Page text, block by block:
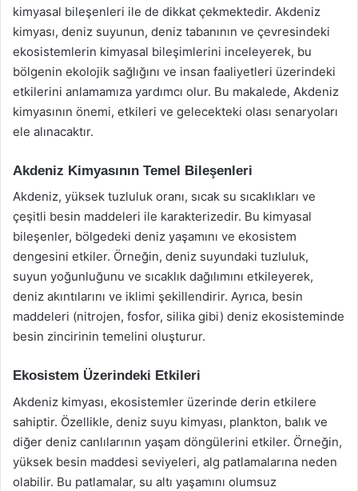
kimyasal bileşenleri ile de dikkat çekmektedir. Akdeniz
kimyası, deniz suyunun, deniz tabanının ve çevresindeki
ekosistemlerin kimyasal bileşimlerini inceleyerek, bu
bölgenin ekolojik sağlığını ve insan faaliyetleri üzerindeki
etkilerini anlamamıza yardımcı olur. Bu makalede, Akdeniz
kimyasının önemi, etkileri ve gelecekteki olası senaryoları
ele alınacaktır.
Akdeniz Kimyasının Temel Bileşenleri
Akdeniz, yüksek tuzluluk oranı, sıcak su sıcaklıkları ve
çeşitli besin maddeleri ile karakterizedir. Bu kimyasal
bileşenler, bölgedeki deniz yaşamını ve ekosistem
dengesini etkiler. Örneğin, deniz suyundaki tuzluluk,
suyun yoğunluğunu ve sıcaklık dağılımını etkileyerek,
deniz akıntılarını ve iklimi şekillendirir. Ayrıca, besin
maddeleri (nitrojen, fosfor, silika gibi) deniz ekosisteminde
besin zincirinin temelini oluşturur.
Ekosistem Üzerindeki Etkileri
Akdeniz kimyası, ekosistemler üzerinde derin etkilere
sahiptir. Özellikle, deniz suyu kimyası, plankton, balık ve
diğer deniz canlılarının yaşam döngülerini etkiler. Örneğin,
yüksek besin maddesi seviyeleri, alg patlamalarına neden
olabilir. Bu patlamalar, su altı yaşamını olumsuz